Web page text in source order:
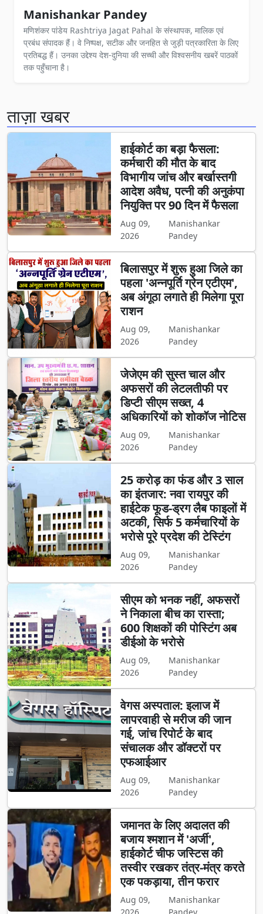
Manishankar Pandey
मणिशंकर पांडेय Rashtriya Jagat Pahal के संस्थापक, मालिक एवं
प्रबंध संपादक हैं। वे निष्पक्ष, सटीक और जनहित से जुड़ी पत्रकारिता के लिए
प्रतिबद्ध हैं। उनका उद्देश्य देश-दुनिया की सच्ची और विश्वसनीय खबरें पाठकों
तक पहुँचाना है।
ताज़ा खबर
हाईकोर्ट का बड़ा फैसला:
कर्मचारी की मौत के बाद
विभागीय जांच और बर्खास्तगी
आदेश अवैध, पत्नी की अनुकंपा
नियुक्ति पर 90 दिन में फैसला
Aug 09,
2026
Manishankar
Pandey
बिलासपुर में शुरू हुआ जिले का
पहला 'अन्नपूर्ति ग्रेन एटीएम',
अब अंगूठा लगाते ही मिलेगा पूरा
राशन
Aug 09,
2026
Manishankar
Pandey
जेजेएम की सुस्त चाल और
अफसरों की लेटलतीफी पर
डिप्टी सीएम सख्त, 4
अधिकारियों को शोकॉज नोटिस
Aug 09,
2026
Manishankar
Pandey
25 करोड़ का फंड और 3 साल
का इंतजार: नवा रायपुर की
हाईटेक फूड-ड्रग लैब फाइलों में
अटकी, सिर्फ 5 कर्मचारियों के
भरोसे पूरे प्रदेश की टेस्टिंग
Aug 09,
2026
Manishankar
Pandey
सीएम को भनक नहीं, अफसरों
ने निकाला बीच का रास्ता;
600 शिक्षकों की पोस्टिंग अब
डीईओ के भरोसे
Aug 09,
2026
Manishankar
Pandey
वेगस अस्पताल: इलाज में
लापरवाही से मरीज की जान
गई, जांच रिपोर्ट के बाद
संचालक और डॉक्टरों पर
एफआईआर
Aug 09,
2026
Manishankar
Pandey
जमानत के लिए अदालत की
बजाय श्मशान में 'अर्जी',
हाईकोर्ट चीफ जस्टिस की
तस्वीर रखकर तंत्र-मंत्र करते
एक पकड़ाया, तीन फरार
Aug 09,
2026
Manishankar
Pandey